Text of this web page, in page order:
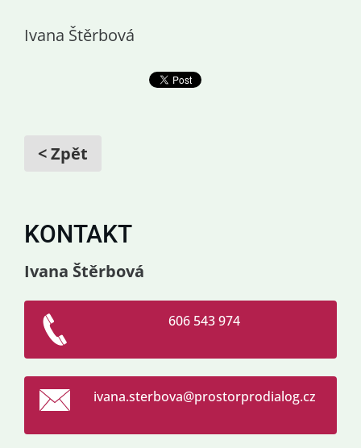
Ivana Štěrbová
< Zpět
KONTAKT
Ivana Štěrbová
606 543 974
ivana.sterbova@prostorprodialog.cz